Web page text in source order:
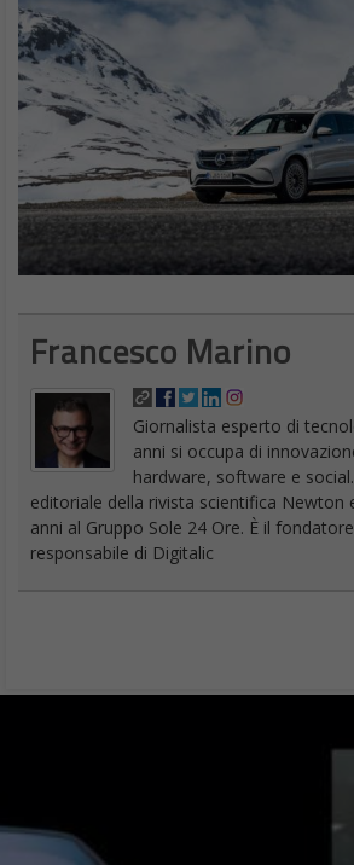
Francesco Marino
Giornalista esperto di
anni si occupa di
hardware, software e
editoriale della rivista scientifica Newton
anni al Gruppo Sole 24 Ore. È il
responsabile di Digitalic